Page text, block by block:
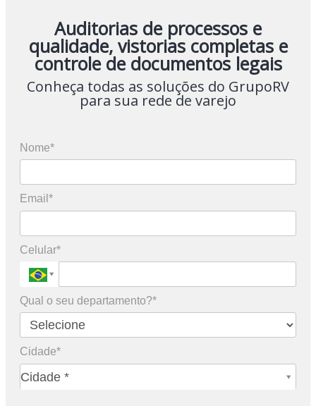
Auditorias de processos e
qualidade, vistorias completas e
controle de documentos legais
Conheça todas as soluções do GrupoRV
para sua rede de varejo
Nome*
Email*
Celular*
Qual o seu departamento?*
Cidade*
Cidade *
Cidade*